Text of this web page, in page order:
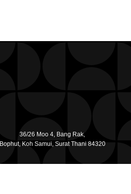
36/26 Moo 4, Bang Rak,
Bophut, Koh Samui, Surat Thani 84320